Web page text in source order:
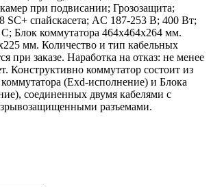
при подвисании; Грозозащита;
SC+ спайскасета; AC 187-253 В; 400 Вт;
Блок коммутатора 464х464х264 мм.
мм. Количество и тип кабельных
при заказе. Наработка на отказ: не менее
Конструктивно коммутатор состоит из
(Exd-исполнение) и Блока
соединенных двумя кабелями с
разъемами.